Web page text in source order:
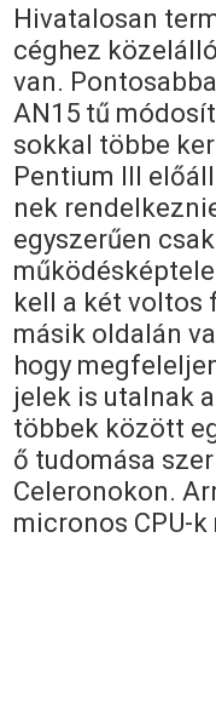
Hivatalosan
céghez
van.
AN15 tű
sokkal többe
Pentium III
nek
egyszerűen
kell a két voltos
másik oldalán
hogy
jelek is utalnak
többek között
ő tudomása
Celeronokon.
micronos CPU-